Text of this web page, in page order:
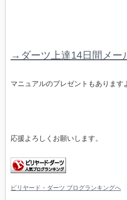
→ダーツ上達14日間メー
マニュアルのプレゼントもあります
応援よろしくお願いします。
ビリヤード・ダーツ ブログランキングへ